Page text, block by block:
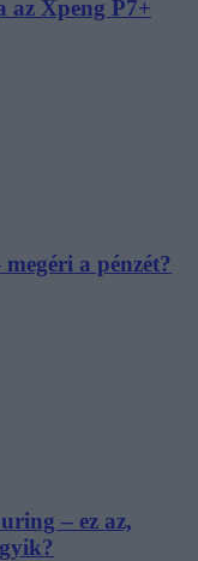
az Xpeng P7+
a pénzét?
– ez az,